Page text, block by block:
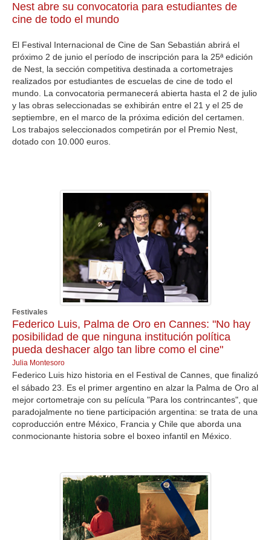
Nest abre su convocatoria para estudiantes de
cine de todo el mundo
El Festival Internacional de Cine de San Sebastián abrirá el
próximo 2 de junio el período de inscripción para la 25ª edición
de Nest, la sección competitiva destinada a cortometrajes
realizados por estudiantes de escuelas de cine de todo el
mundo. La convocatoria permanecerá abierta hasta el 2 de julio
y las obras seleccionadas se exhibirán entre el 21 y el 25 de
septiembre, en el marco de la próxima edición del certamen.
Los trabajos seleccionados competirán por el Premio Nest,
dotado con 10.000 euros.
Festivales
Federico Luis, Palma de Oro en Cannes: "No hay
posibilidad de que ninguna institución política
pueda deshacer algo tan libre como el cine"
Julia Montesoro
Federico Luis hizo historia en el Festival de Cannes, que finalizó
el sábado 23. Es el primer argentino en alzar la Palma de Oro al
mejor cortometraje con su película "Para los contrincantes", que
paradojalmente no tiene participación argentina: se trata de una
coproducción entre México, Francia y Chile que aborda una
conmocionante historia sobre el boxeo infantil en México.